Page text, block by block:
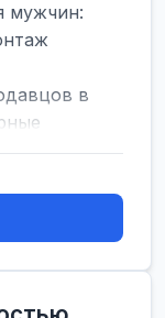
мужчин:
в